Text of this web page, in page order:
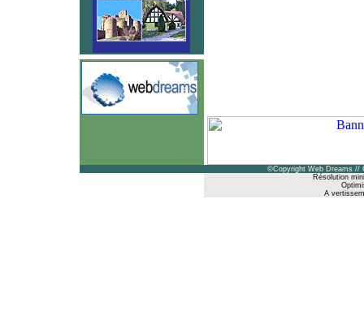
©Copyright Web Dreams //
Résolution
A